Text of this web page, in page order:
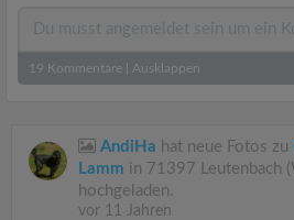
19 Kommentare Ausklappen
AndiHa hat neue Fotos zu
Lamm in 71397 Leutenbach
hochgeladen.
vor 11 Jahren